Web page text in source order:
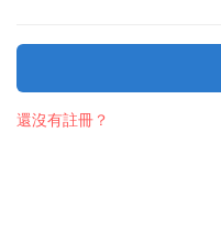
還沒有註冊？